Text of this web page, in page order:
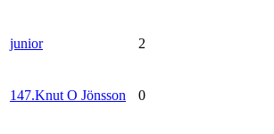
junior 2
147.Knut O Jönsson 0